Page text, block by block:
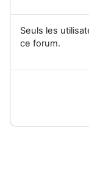
Seuls les
ce forum.